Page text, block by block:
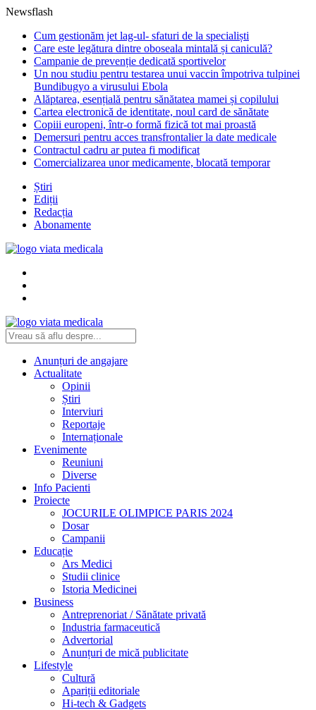
Newsflash
Cum gestionăm jet lag-ul- sfaturi de la specialiști
Care este legătura dintre oboseala mintală și caniculă?
Campanie de prevenție dedicată sportivelor
Un nou studiu pentru testarea unui vaccin împotriva tulpinei
Bundibugyo a virusului Ebola
Alăptarea, esențială pentru sănătatea mamei și copilului
Cartea electronică de identitate, noul card de sănătate
Copiii europeni, într-o formă fizică tot mai proastă
Demersuri pentru acces transfrontalier la date medicale
Contractul cadru ar putea fi modificat
Comercializarea unor medicamente, blocată temporar
Știri
Ediții
Redacția
Abonamente
Anunțuri de angajare
Actualitate
Opinii
Știri
Interviuri
Reportaje
Internaționale
Evenimente
Reuniuni
Diverse
Info Pacienti
Proiecte
JOCURILE OLIMPICE PARIS 2024
Dosar
Campanii
Educație
Ars Medici
Studii clinice
Istoria Medicinei
Business
Antreprenoriat / Sănătate privată
Industria farmaceutică
Advertorial
Anunțuri de mică publicitate
Lifestyle
Cultură
Apariții editoriale
Hi-tech & Gadgets